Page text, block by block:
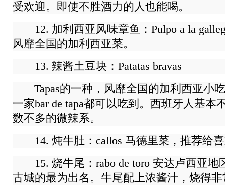
受欢迎。即使不胜酒力的人也能喝。
12. 加利西亚风味章鱼：Pulpo a la
风靡全国的加利西亚菜。
13. 辣酱土豆块：Patatas bravas
Tapas的一种，风靡全国的加利西亚小
一家bar de tapa都可以吃到。西班牙人基本
数不多的微辣系。
14. 炖牛肚：callos 马德里菜，推荐给喜
15. 烧牛尾：rabo de toro 安达卢西亚地
古城的最为出名。牛尾配上浓酱汁，烧得